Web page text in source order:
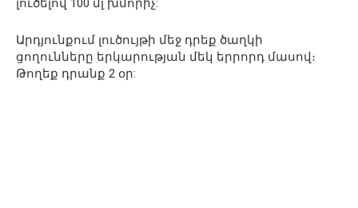
լուծելով 100 մլ խմորիչ:
Արդյունքում լուծույթի մեջ դրեք ծաղկի
ցողունները երկարության մեկ երրորդ մասով։
Թողեք դրանք 2 օր: